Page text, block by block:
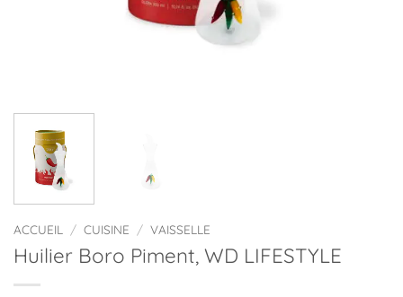
ACCUEIL / CUISINE / VAISSELLE
Huilier Boro Piment, WD LIFESTYLE